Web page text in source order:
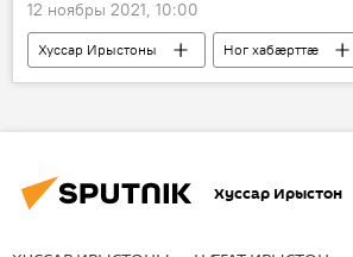
12 ноябры 2021, 10:00
Хуссар Ирыстоны
Ног хабӕрттӕ
Уӕрӕсейы
Хуссар Ирыстон